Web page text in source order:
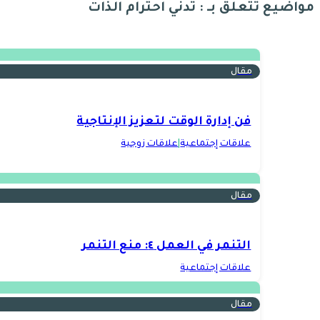
مواضيع تتعلق بـ : تدني احترام الذات
مقال
فن إدارة الوقت لتعزيز الإنتاجية
علاقات إجتماعية| علاقات زوجية
مقال
التنمر في العمل ٤: منع التنمر
علاقات إجتماعية
مقال